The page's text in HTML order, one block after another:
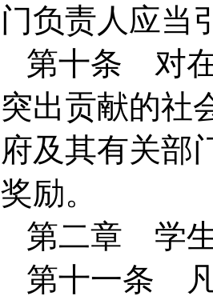
门负责人应当
第十条 对
突出贡献的社
府及其有关部
奖励。
第二章 学
第十一条